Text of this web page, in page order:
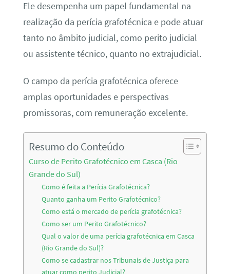
Ele desempenha um papel fundamental na
realização da perícia grafotécnica e pode atuar
tanto no âmbito judicial, como perito judicial
ou assistente técnico, quanto no extrajudicial.
O campo da perícia grafotécnica oferece
amplas oportunidades e perspectivas
promissoras, com remuneração excelente.
Resumo do Conteúdo
Curso de Perito Grafotécnico em Casca (Rio
Grande do Sul)
Como é feita a Perícia Grafotécnica?
Quanto ganha um Perito Grafotécnico?
Como está o mercado de perícia grafotécnica?
Como ser um Perito Grafotécnico?
Qual o valor de uma perícia grafotécnica em Casca
(Rio Grande do Sul)?
Como se cadastrar nos Tribunais de Justiça para